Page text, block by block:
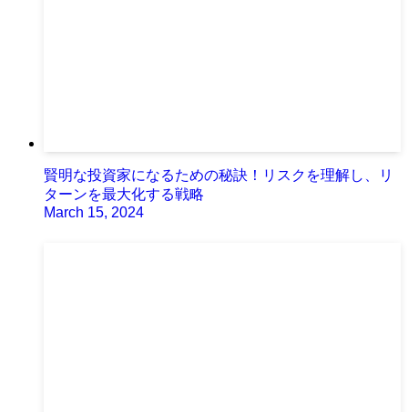
賢明な投資家になるための秘訣！リスクを理解し、リ
ターンを最大化する戦略
March 15, 2024